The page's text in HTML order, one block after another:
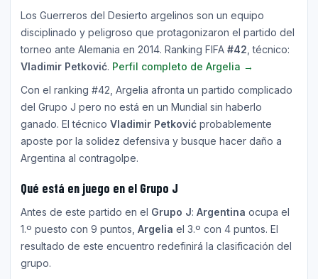
Los Guerreros del Desierto argelinos son un equipo
disciplinado y peligroso que protagonizaron el partido del
torneo ante Alemania en 2014. Ranking FIFA #42 , técnico:
Vladimir Petković. Perfil completo de Argelia →
Con el ranking #42, Argelia afronta un partido complicado
del Grupo J pero no está en un Mundial sin haberlo
ganado. El técnico Vladimir Petković probablemente
aposte por la solidez defensiva y busque hacer daño a
Argentina al contragolpe.
Qué está en juego en el Grupo J
Antes de este partido en el Grupo J: Argentina ocupa el
1.º puesto con 9 puntos, Argelia el 3.º con 4 puntos. El
resultado de este encuentro redefinirá la clasificación del
grupo.